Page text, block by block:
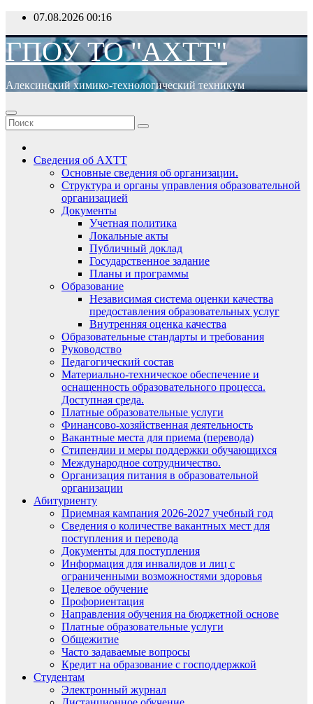
Перейти
содержимому
07.08.2026 00:16
ГПОУ ТО "АХТТ"
Алексинский химико-технологический техникум
Сведения об АХТТ
Основные сведения об организации.
Структура и органы управления образовательной
организацией
Документы
Учетная политика
Локальные акты
Публичный доклад
Государственное задание
Планы и программы
Образование
Независимая система оценки качества
предоставления образовательных услуг
Внутренняя оценка качества
Образовательные стандарты и требования
Руководство
Педагогический состав
Материально-техническое обеспечение и
оснащенность образовательного процесса.
Доступная среда.
Платные образовательные услуги
Финансово-хозяйственная деятельность
Вакантные места для приема (перевода)
Стипендии и меры поддержки обучающихся
Международное сотрудничество.
Организация питания в образовательной
организации
Абитуриенту
Приемная кампания 2026-2027 учебный год
Сведения о количестве вакантных мест для
поступления и перевода
Документы для поступления
Информация для инвалидов и лиц с
ограниченными возможностями здоровья
Целевое обучение
Профориентация
Направления обучения на бюджетной основе
Платные образовательные услуги
Общежитие
Часто задаваемые вопросы
Кредит на образование с господдержкой
Студентам
Электронный журнал